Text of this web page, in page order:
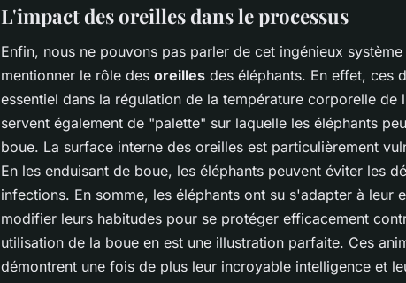
L'impact des oreilles dans le processus
Enfin, nous ne pouvons pas parler de cet ingénieux
mentionner le rôle des oreilles des éléphants. En effet, ces
essentiel dans la régulation de la température corporelle de
servent également de "palette" sur laquelle les éléphants
boue. La surface interne des oreilles est particulièrement
En les enduisant de boue, les éléphants peuvent éviter les
infections. En somme, les éléphants ont su s'adapter à leur
modifier leurs habitudes pour se protéger efficacement
utilisation de la boue en est une illustration parfaite. Ces
démontrent une fois de plus leur incroyable intelligence et